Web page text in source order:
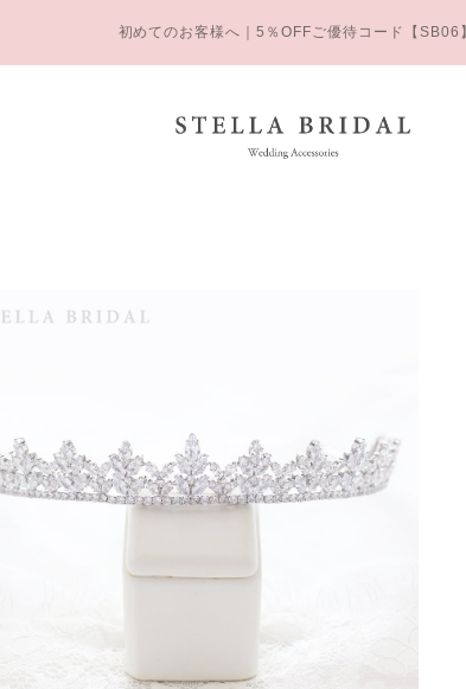
初めてのお客様へ｜5％OFFご優待コード【SB06】